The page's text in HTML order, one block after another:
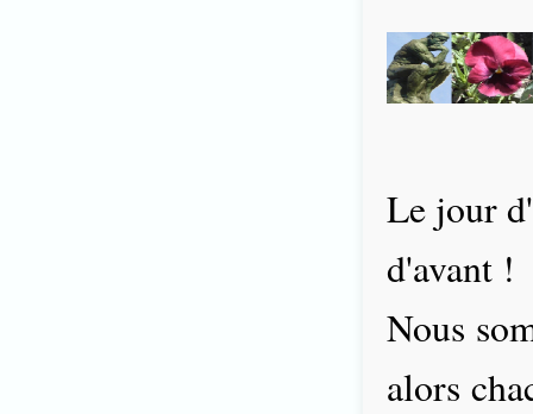
Le jour
d'avant !
Nous
alors